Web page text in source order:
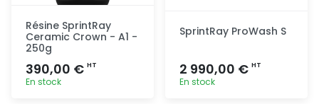
Résine SprintRay
Ceramic Crown - A1 -
250g
390,00 € HT
En stock
SprintRay ProWash S
2 990,00 € HT
En stock